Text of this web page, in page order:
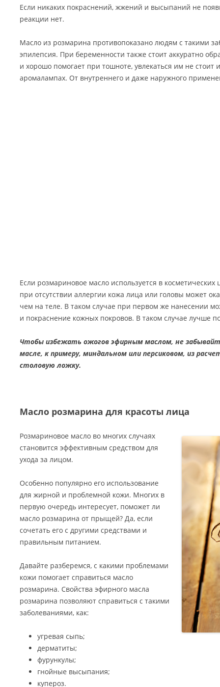
Если никаких покраснений, жжений и высыпаний не
реакции нет.
Масло из розмарина противопоказано людям с такими
эпилепсия. При беременности также стоит аккуратно
и хорошо помогает при тошноте, увлекаться им не стоит
аромалампах. От внутреннего и даже наружного
Если розмариновое масло используется в
при отсутствии аллергии кожа лица или головы может
чем на теле. В таком случае при первом же нанесении
и покраснение кожных покровов. В таком случае лучше
Чтобы избежать ожогов эфирным маслом, не
масле, к примеру, миндальном или персиковом, из
столовую ложку.
Масло розмарина для красоты лица
Розмариновое масло во многих случаях
становится эффективным средством для
ухода за лицом.
Особенно популярно его использование
для жирной и проблемной кожи. Многих в
первую очередь интересует, поможет ли
масло розмарина от прыщей? Да, если
сочетать его с другими средствами и
правильным питанием.
Давайте разберемся, с какими проблемами
кожи помогает справиться масло
розмарина. Свойства эфирного масла
розмарина позволяют справиться с такими
заболеваниями, как:
угревая сыпь;
дерматиты;
фурункулы;
гнойные высыпания;
купероз.